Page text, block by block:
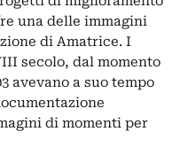
una delle immagini
di Amatrice. I
secolo, dal momento
avevano a suo tempo
di momenti per